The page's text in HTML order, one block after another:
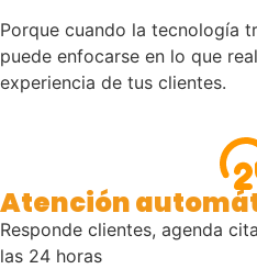
Porque cuando la tecnología
puede enfocarse en lo que
experiencia de tus clientes.
Atención
Responde clientes, agenda
las 24 horas